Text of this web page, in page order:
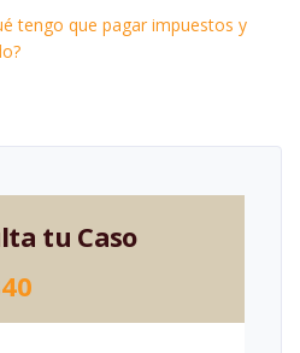
tengo que pagar impuestos y
tu Caso